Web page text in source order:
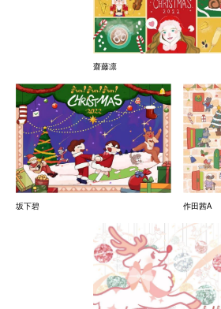
齋藤凛
坂下碧 作田茜A